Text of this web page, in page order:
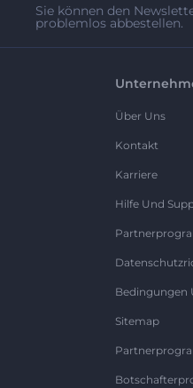
Sie können den
problemlos abbestellen.
Über Uns
Kontakt
Karriere
Hilfe Und
Bedingungen
Sitemap